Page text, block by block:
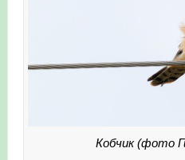
Кобчик (фото